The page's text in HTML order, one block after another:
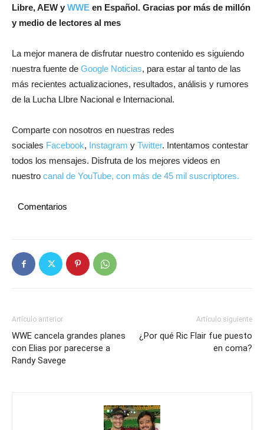
Libre, AEW y WWE en Español. Gracias por más de millón
y medio de lectores al mes
La mejor manera de disfrutar nuestro contenido es siguiendo
nuestra fuente de Google Noticias, para estar al tanto de las
más recientes actualizaciones, resultados, análisis y rumores
de la Lucha LIbre Nacional e Internacional.
Comparte con nosotros en nuestras redes
sociales Facebook, Instagram y Twitter. Intentamos contestar
todos los mensajes. Disfruta de los mejores videos en
nuestro canal de YouTube, con más de 45 mil suscriptores.
Comentarios
Artículo anterior
WWE cancela grandes planes
con Elias por parecerse a
Randy Savege
Artículo siguiente
¿Por qué Ric Flair fue puesto
en coma?